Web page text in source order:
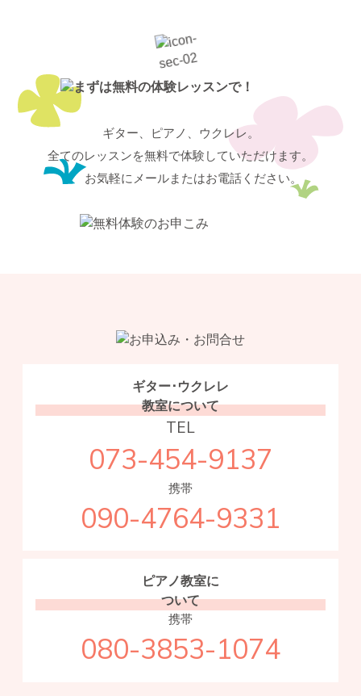
ギター、ピアノ、ウクレレ。
全てのレッスンを無料で体験していただけます。
お気軽にメールまたはお電話ください。
ギター･ウクレレ
教室について
TEL
073-454-9137
携帯
090-4764-9331
ピアノ教室に
ついて
携帯
080-3853-1074